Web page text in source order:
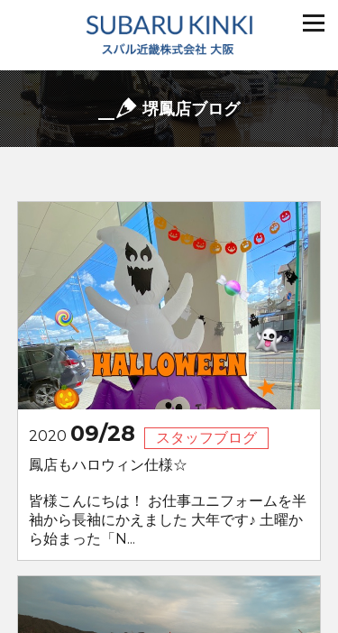
堺鳳店ブログ
2020 09/28
スタッフブログ
鳳店もハロウィン仕様☆
皆様こんにちは！ お仕事ユニフォームを半
袖から長袖にかえました 大年です♪ 土曜か
ら始まった「N...